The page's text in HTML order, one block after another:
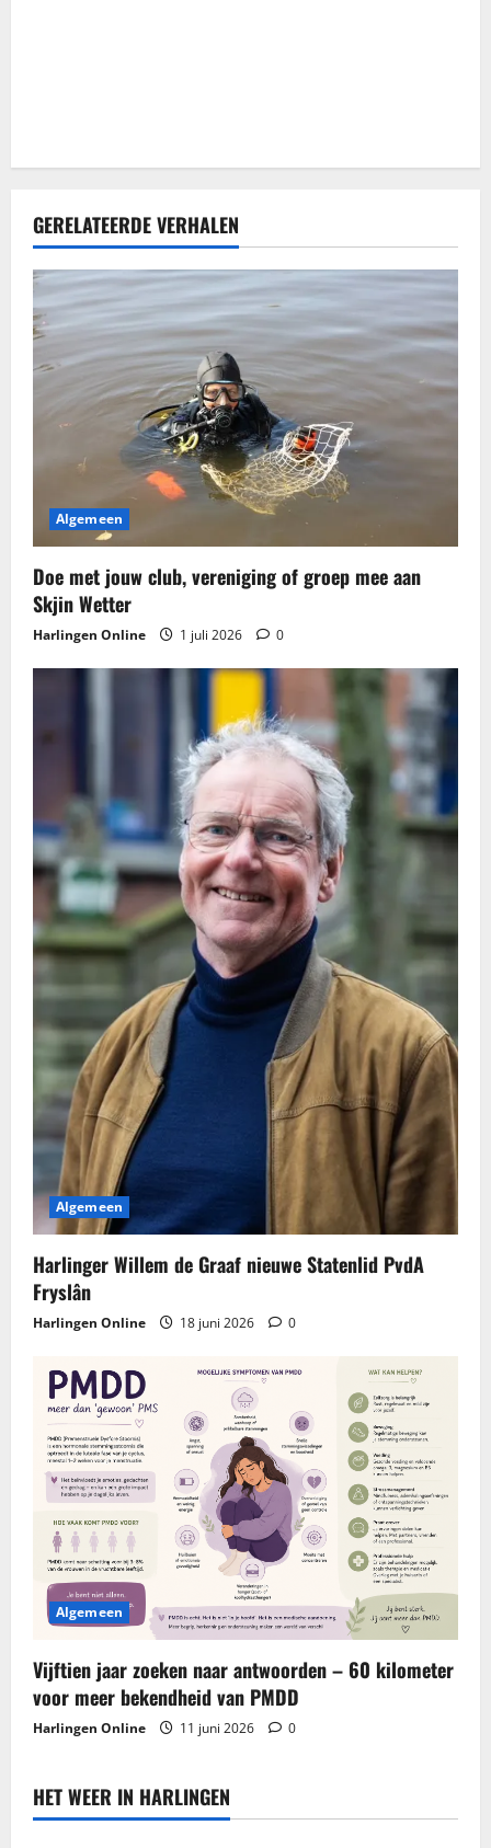
GERELATEERDE VERHALEN
Algemeen
Doe met jouw club, vereniging of groep mee aan
Skjin Wetter
Harlingen Online 1 juli 2026 0
Algemeen
Harlinger Willem de Graaf nieuwe Statenlid PvdA
Fryslân
Harlingen Online 18 juni 2026 0
Algemeen
Vijftien jaar zoeken naar antwoorden – 60 kilometer
voor meer bekendheid van PMDD
Harlingen Online 11 juni 2026 0
HET WEER IN HARLINGEN